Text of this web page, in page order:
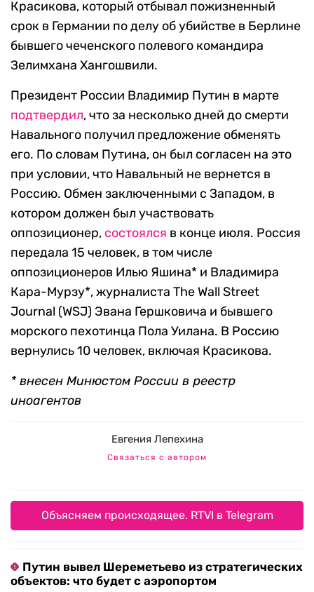
Красикова, который отбывал пожизненный
срок в Германии по делу об убийстве в Берлине
бывшего чеченского полевого командира
Зелимхана Хангошвили.
Президент России Владимир Путин в марте
подтвердил, что за несколько дней до смерти
Навального получил предложение обменять
его. По словам Путина, он был согласен на это
при условии, что Навальный не вернется в
Россию. Обмен заключенными с Западом, в
котором должен был участвовать
оппозиционер, состоялся в конце июля. Россия
передала 15 человек, в том числе
оппозиционеров Илью Яшина* и Владимира
Кара-Мурзу*, журналиста The Wall Street
Journal (WSJ) Эвана Гершковича и бывшего
морского пехотинца Пола Уилана. В Россию
вернулись 10 человек, включая Красикова.
* внесен Минюстом России в реестр
иноагентов
Евгения Лепехина
Связаться с автором
Объясняем происходящее. RTVI в Telegram
Путин вывел Шереметьево из стратегических
объектов: что будет с аэропортом